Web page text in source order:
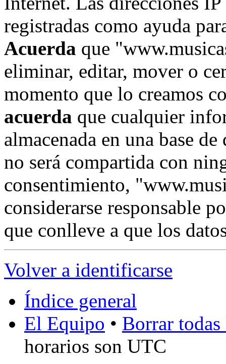
registradas como ayuda
Acuerda que
eliminar, editar, mover o
momento que lo creamos
acuerda que cualquier
almacenada en una base
no será compartida con
consentimiento,
considerarse responsable
que conlleve a que los
Volver a identificarse
Índice general
El Equipo • Borrar
horarios son UTC